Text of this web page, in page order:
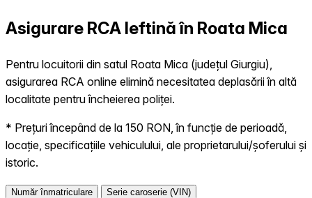
Asigurare RCA Ieftină în Roata Mica
Pentru locuitorii din satul Roata Mica (județul Giurgiu),
asigurarea RCA online elimină necesitatea deplasării în altă
localitate pentru încheierea poliței.
* Prețuri începând de la 150 RON, în funcție de perioadă,
locație, specificațiile vehiculului, ale proprietarului/șoferului și
istoric.
Număr înmatriculare Serie caroserie (VIN)